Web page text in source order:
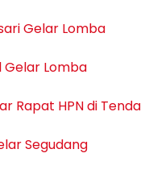
Gelar Lomba
Gelar Lomba
Rapat HPN di Tenda
Segudang